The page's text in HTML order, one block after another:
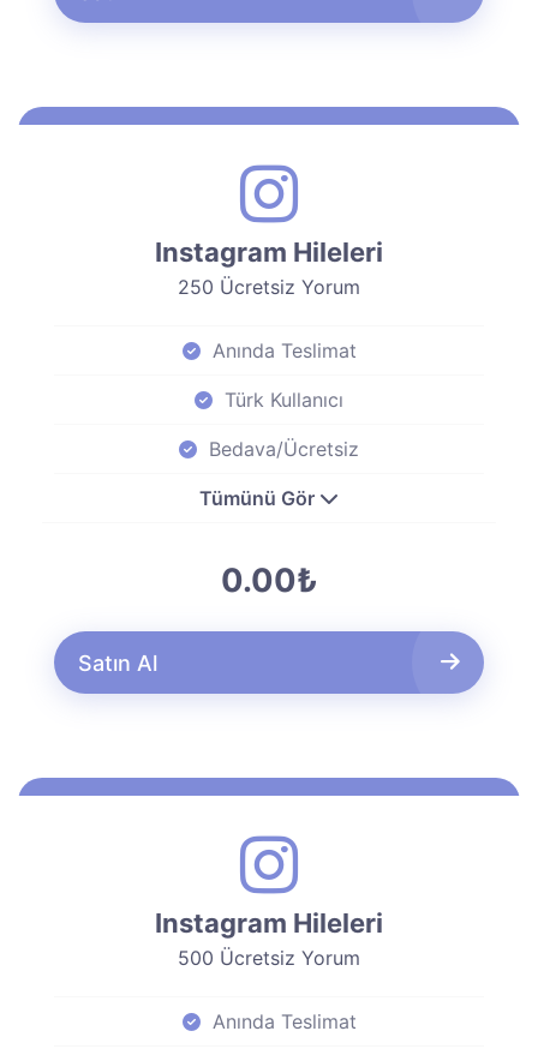
Instagram Hileleri
250 Ücretsiz Yorum
Anında Teslimat
Türk Kullanıcı
Bedava/Ücretsiz
Tümünü Gör
0.00₺
Satın Al
Instagram Hileleri
500 Ücretsiz Yorum
Anında Teslimat